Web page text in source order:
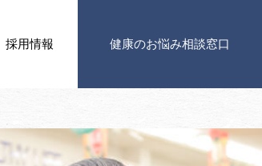
採用情報 健康のお悩み相談窓口